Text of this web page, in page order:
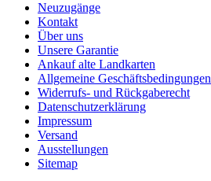
Neuzugänge
Kontakt
Über uns
Unsere Garantie
Ankauf alte Landkarten
Allgemeine Geschäftsbedingungen
Widerrufs- und Rückgaberecht
Datenschutzerklärung
Impressum
Versand
Ausstellungen
Sitemap